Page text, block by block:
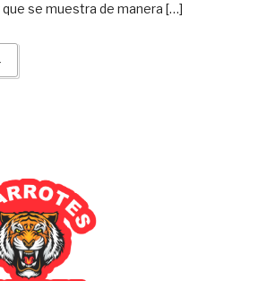
se muestra de manera […]